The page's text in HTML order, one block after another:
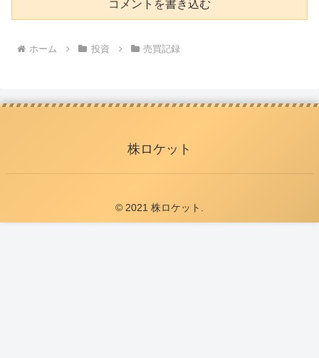
コメントを書き込む
ホーム 投資 売買記録
株ロケット
© 2021 株ロケット.